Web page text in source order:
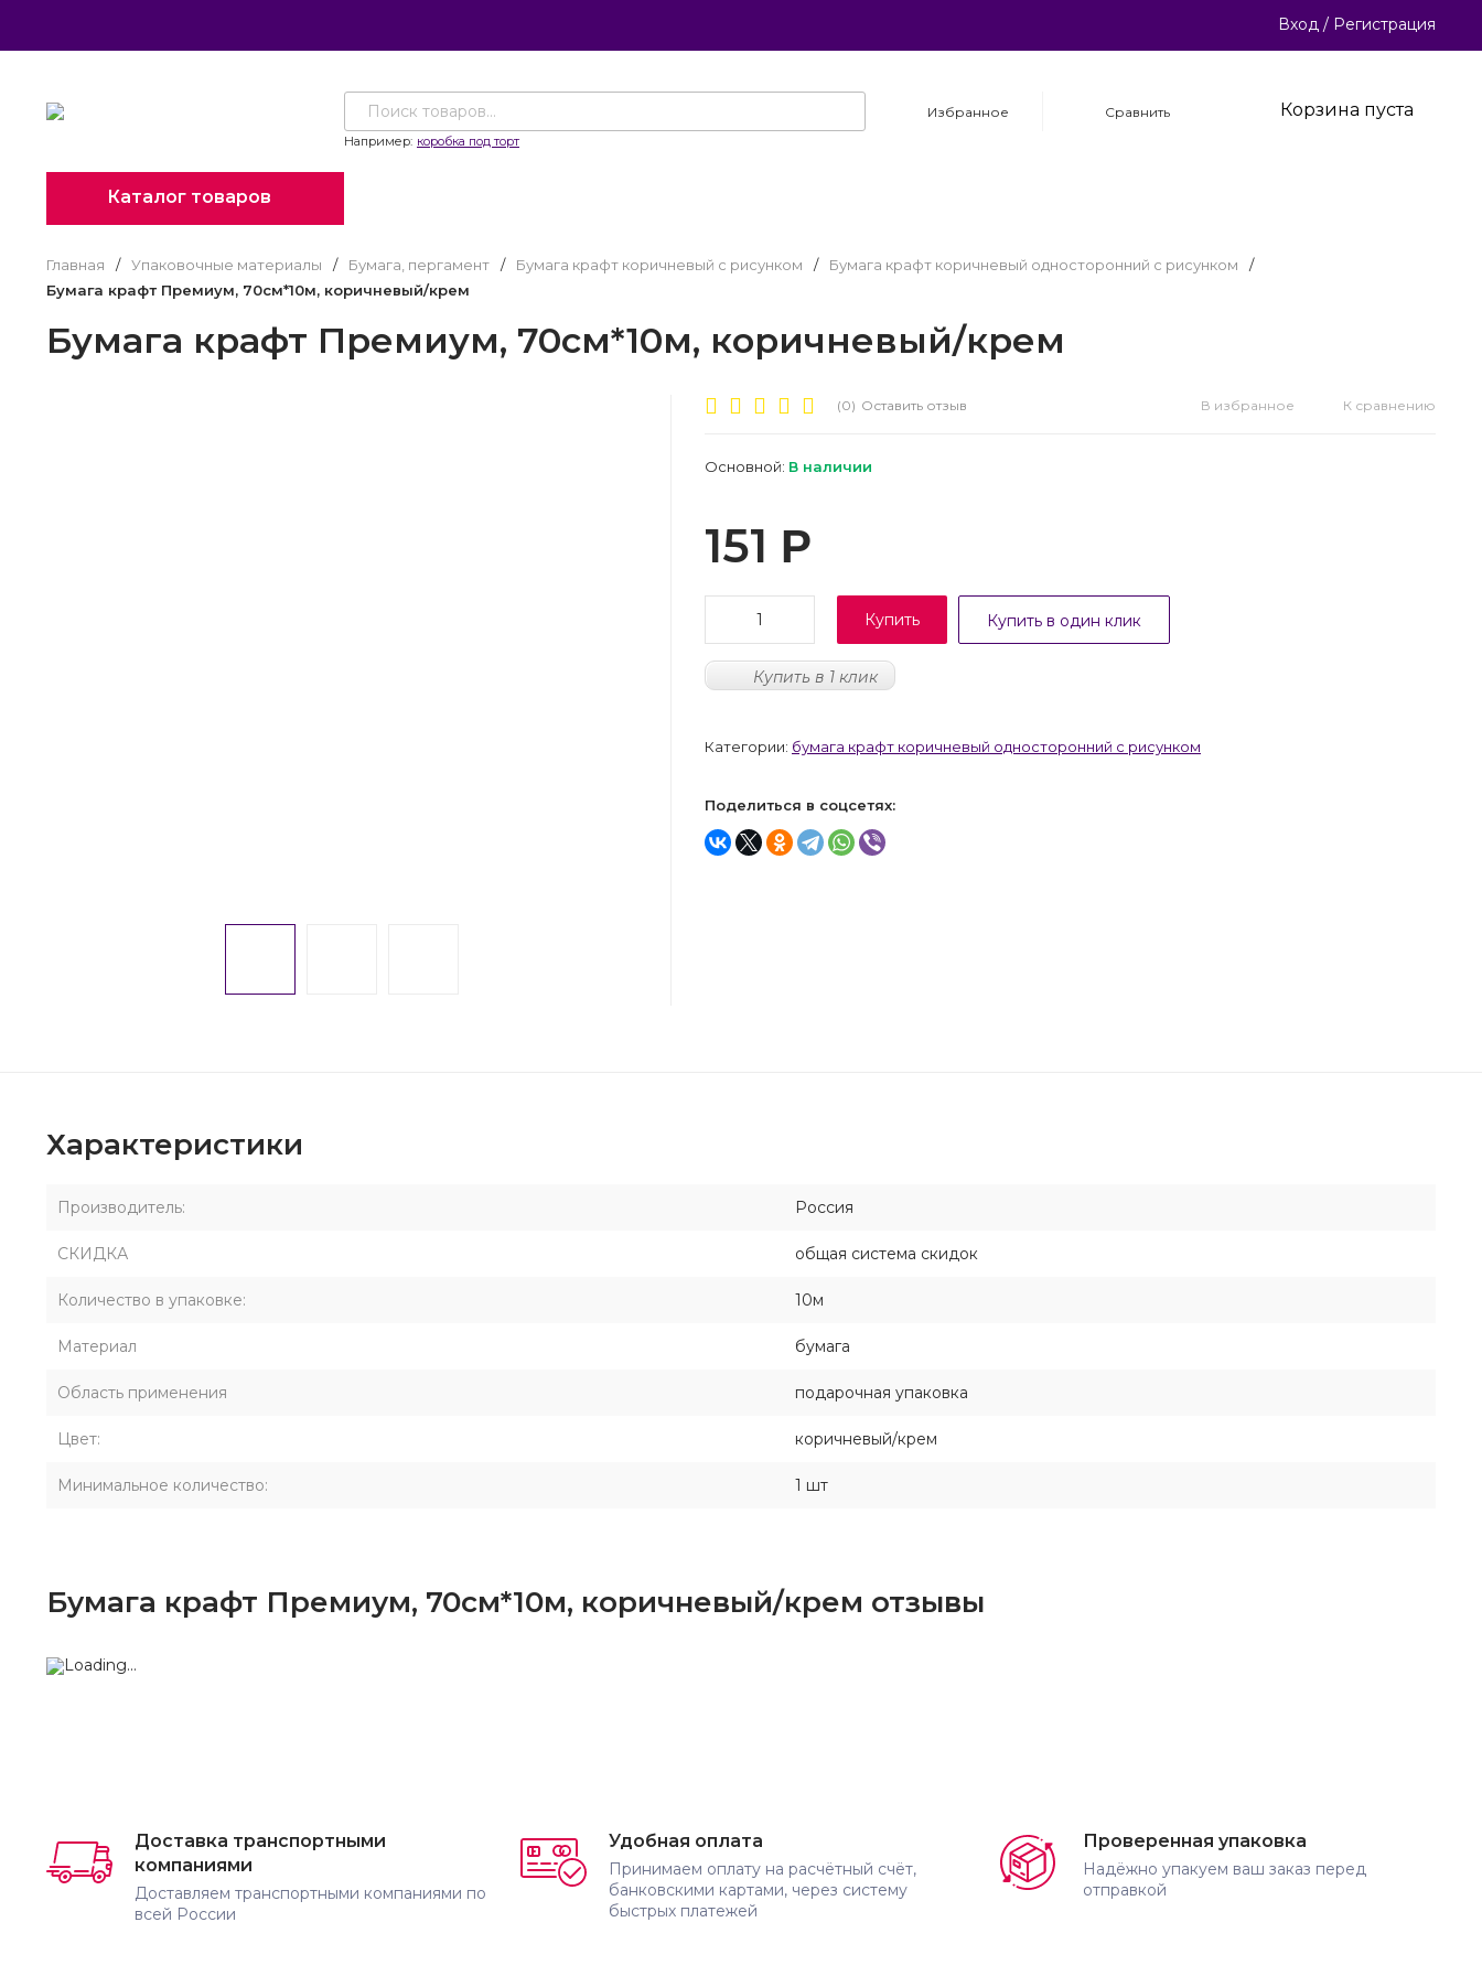
Вход / Регистрация
Например: коробка под торт
Избранное Сравнить Корзина пуста
Каталог товаров
Главная / Упаковочные материалы / Бумага, пергамент / Бумага крафт коричневый с рисунком / Бумага крафт коричневый односторонний с рисунком
/
Бумага крафт Премиум, 70см*10м, коричневый/крем
Бумага крафт Премиум, 70см*10м, коричневый/крем
(0) Оставить отзыв В избранное К сравнению
Основной: В наличии
151 Р
Купить Купить в один клик
Купить в 1 клик
Категории: бумага крафт коричневый односторонний с рисунком
Поделиться в соцсетях:
Характеристики
Производитель: Россия
СКИДКА общая система скидок
Количество в упаковке: 10м
Материал бумага
Область применения подарочная упаковка
Цвет: коричневый/крем
Минимальное количество: 1 шт
Бумага крафт Премиум, 70см*10м, коричневый/крем отзывы
Доставка транспортными
компаниями
Доставляем транспортными компаниями по
всей России
Удобная оплата
Принимаем оплату на расчётный счёт,
банковскими картами, через систему
быстрых платежей
Проверенная упаковка
Надёжно упакуем ваш заказ перед
отправкой